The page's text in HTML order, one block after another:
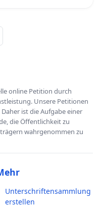
online Petition durch
Unsere Petitionen
ist die Aufgabe einer
die Öffentlichkeit zu
wahrgenommen zu
Unterschriftensammlung
erstellen